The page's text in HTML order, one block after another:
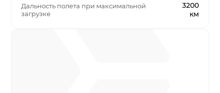
Дальность полета при максимальной
загрузке
3200
км